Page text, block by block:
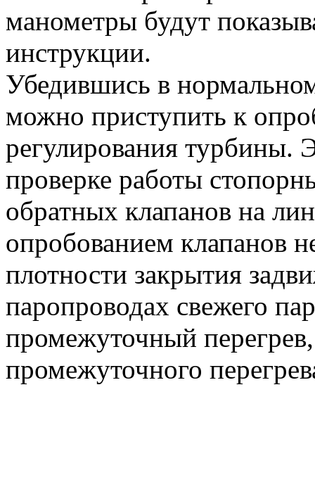
манометры будут
инструкции.
Убедившись в
можно приступить к
регулирования турбины.
проверке работы
обратных клапанов на
опробованием клапанов
плотности закрытия
паропроводах свежего
промежуточный
промежуточного